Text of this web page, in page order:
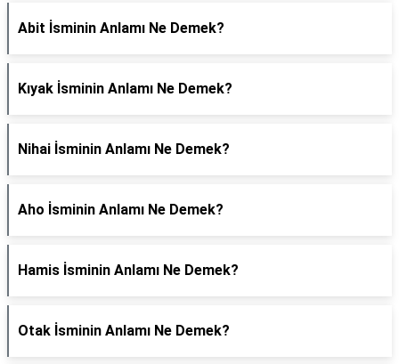
Abit İsminin Anlamı Ne Demek?
Kıyak İsminin Anlamı Ne Demek?
Nihai İsminin Anlamı Ne Demek?
Aho İsminin Anlamı Ne Demek?
Hamis İsminin Anlamı Ne Demek?
Otak İsminin Anlamı Ne Demek?